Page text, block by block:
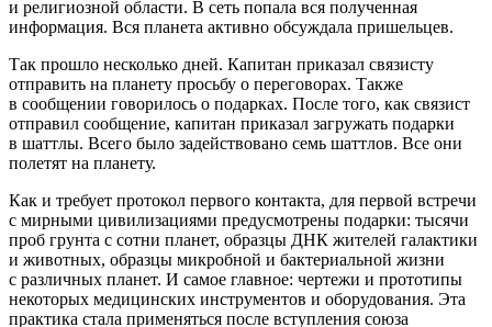
и религиозной области. В сеть попала вся полученная
информация. Вся планета активно обсуждала пришельцев.
Так прошло несколько дней. Капитан приказал связисту
отправить на планету просьбу о переговорах. Также
в сообщении говорилось о подарках. После того, как связист
отправил сообщение, капитан приказал загружать подарки
в шаттлы. Всего было задействовано семь шаттлов. Все они
полетят на планету.
Как и требует протокол первого контакта, для первой встречи
с мирными цивилизациями предусмотрены подарки: тысячи
проб грунта с сотни планет, образцы ДНК жителей галактики
и животных, образцы микробной и бактериальной жизни
с различных планет. И самое главное: чертежи и прототипы
некоторых медицинских инструментов и оборудования. Эта
практика стала применяться после вступления союза